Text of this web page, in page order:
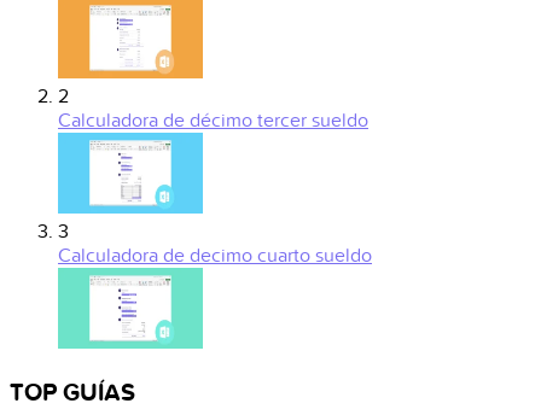
2
Calculadora de décimo tercer sueldo
3
Calculadora de decimo cuarto sueldo
TOP GUÍAS